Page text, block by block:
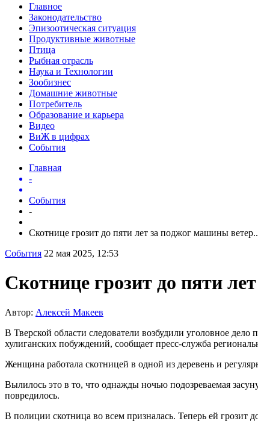
Главное
Законодательство
Эпизоотическая ситуация
Продуктивные животные
Птица
Рыбная отрасль
Наука и Технологии
Зообизнес
Домашние животные
Потребитель
Образование и карьера
Видео
ВиЖ в цифрах
События
Главная
-
События
-
Скотнице грозит до пяти лет за поджог машины
События 22 мая 2025, 12:53
Скотнице грозит до пяти
Автор: Алексей Макеев
В Тверской области следователи возбудили уголовное
хулиганских побуждений, сообщает пресс-служба
Женщина работала скотницей в одной из деревень и
Вылилось это в то, что однажды ночью подозреваемая
повредилось.
В полиции скотница во всем призналась. Теперь ей грозит